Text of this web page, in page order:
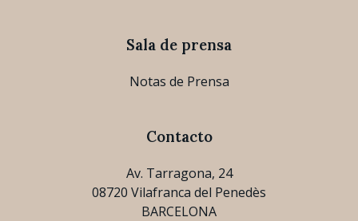
Sala de prensa
Notas de Prensa
Contacto
Av. Tarragona, 24
08720 Vilafranca del Penedès
BARCELONA